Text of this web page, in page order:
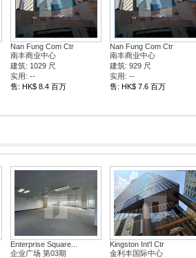
Nan Fung Com Ctr
南丰商业中心
建筑: 1029 尺
实用: --
售: HK$ 8.4 百万
Nan Fung Com Ctr
南丰商业中心
建筑: 929 尺
实用: --
售: HK$ 7.6 百万
Enterprise Square...
企业广场 第03期
Kingston Int'l Ctr
金利丰国际中心